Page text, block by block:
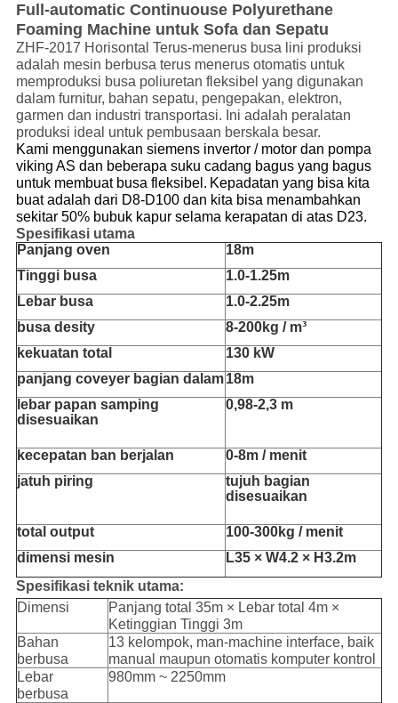
Full-automatic Continuouse Polyurethane
Foaming Machine untuk Sofa dan Sepatu
ZHF-2017 Horisontal Terus-menerus busa lini produksi
adalah mesin berbusa terus menerus otomatis untuk
memproduksi busa poliuretan fleksibel yang digunakan
dalam furnitur, bahan sepatu, pengepakan, elektron,
garmen dan industri transportasi. Ini adalah peralatan
produksi ideal untuk pembusaan berskala besar.
Kami menggunakan siemens invertor / motor dan pompa
viking AS dan beberapa suku cadang bagus yang bagus
untuk membuat busa fleksibel. Kepadatan yang bisa kita
buat adalah dari D8-D100 dan kita bisa menambahkan
sekitar 50% bubuk kapur selama kerapatan di atas D23.
Spesifikasi utama
Panjang oven
18m
Tinggi busa
1.0-1.25m
Lebar busa
1.0-2.25m
busa desity
8-200kg / m³
kekuatan total
130 kW
panjang coveyer bagian dalam18m
lebar papan samping
disesuaikan
0,98-2,3 m
kecepatan ban berjalan
0-8m / menit
jatuh piring
tujuh bagian
disesuaikan
total output
100-300kg / menit
dimensi mesin
L35 × W4.2 × H3.2m
Spesifikasi teknik utama:
Dimensi
Panjang total 35m × Lebar total 4m ×
Ketinggian Tinggi 3m
Bahan
berbusa
13 kelompok, man-machine interface, baik
manual maupun otomatis komputer kontrol
Lebar
berbusa
980mm ~ 2250mm